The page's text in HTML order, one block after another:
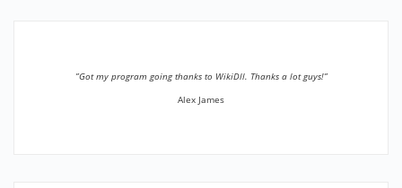
”Got my program going thanks to WikiDll. Thanks a lot guys!”
Alex James